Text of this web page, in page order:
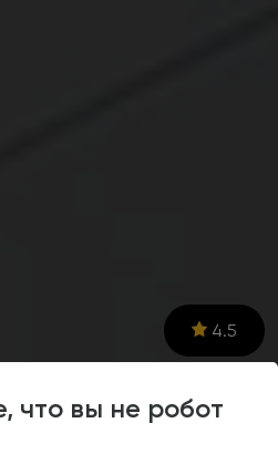
что вы не робот
для веб-
4.5